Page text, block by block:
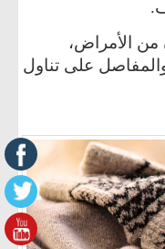
من الأمراض،
على تناول